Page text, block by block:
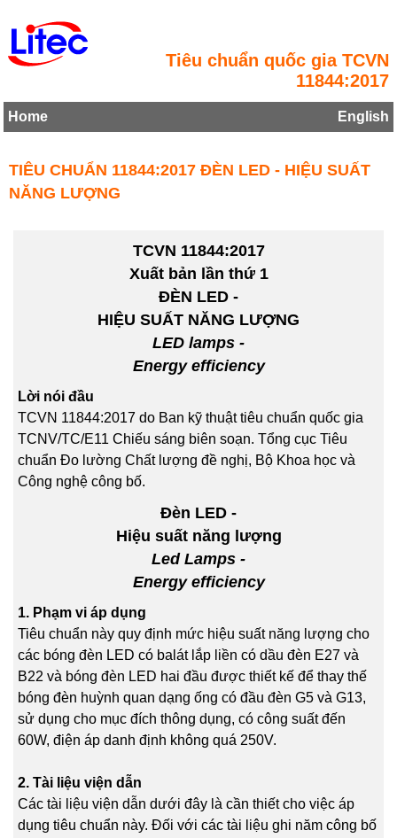
Tiêu chuẩn quốc gia TCVN
11844:2017
Home English
TIÊU CHUẨN 11844:2017 ĐÈN LED - HIỆU SUẤT
NĂNG LƯỢNG
TCVN 11844:2017
Xuất bản lần thứ 1
ĐÈN LED -
HIỆU SUẤT NĂNG LƯỢNG
LED lamps -
Energy efficiency
Lời nói đầu
TCVN 11844:2017 do Ban kỹ thuật tiêu chuẩn quốc gia
TCNV/TC/E11 Chiếu sáng biên soạn. Tổng cục Tiêu
chuẩn Đo lường Chất lượng đề nghị, Bộ Khoa học và
Công nghệ công bố.
Đèn LED -
Hiệu suất năng lượng
Led Lamps -
Energy efficiency
1. Phạm vi áp dụng
Tiêu chuẩn này quy định mức hiệu suất năng lượng cho
các bóng đèn LED có balát lắp liền có dầu đèn E27 và
B22 và bóng đèn LED hai đầu được thiết kế để thay thế
bóng đèn huỳnh quan dạng ống có đầu đèn G5 và G13,
sử dụng cho mục đích thông dụng, có công suất đến
60W, điện áp danh định không quá 250V.
2. Tài liệu viện dẫn
Các tài liệu viện dẫn dưới đây là cần thiết cho việc áp
dụng tiêu chuẩn này. Đối với các tài liệu ghi năm công bố